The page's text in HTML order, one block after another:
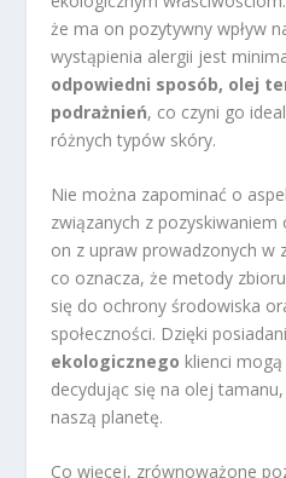
że ma on pozytywny wpływ
wystąpienia alergii jest
odpowiedni sposób, olej
podrażnień, co czyni go
różnych typów skóry.
Nie można zapominać o
związanych z
on z upraw prowadzonych w
co oznacza, że metody
się do ochrony środowiska
społeczności. Dzięki
ekologicznego klienci
decydując się na olej
naszą planetę.
Co więcej, zrównoważone